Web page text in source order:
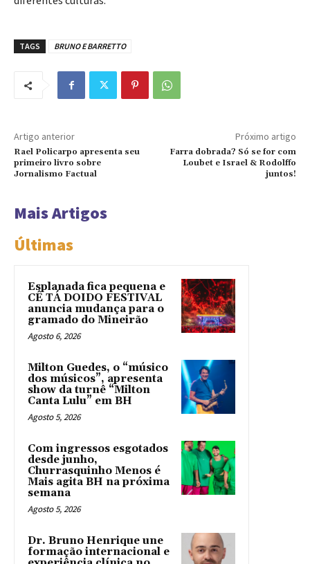
TAGS BRUNO E BARRETTO
Artigo anterior
Rael Policarpo apresenta seu
primeiro livro sobre
Jornalismo Factual
Próximo artigo
Farra dobrada? Só se for com
Loubet e Israel & Rodolffo
juntos!
Mais Artigos
Últimas
Esplanada fica pequena e
CÊ TÁ DOIDO FESTIVAL
anuncia mudança para o
gramado do Mineirão
Agosto 6, 2026
Milton Guedes, o “músico
dos músicos”, apresenta
show da turnê “Milton
Canta Lulu” em BH
Agosto 5, 2026
Com ingressos esgotados
desde junho,
Churrasquinho Menos é
Mais agita BH na próxima
semana
Agosto 5, 2026
Dr. Bruno Henrique une
formação internacional e